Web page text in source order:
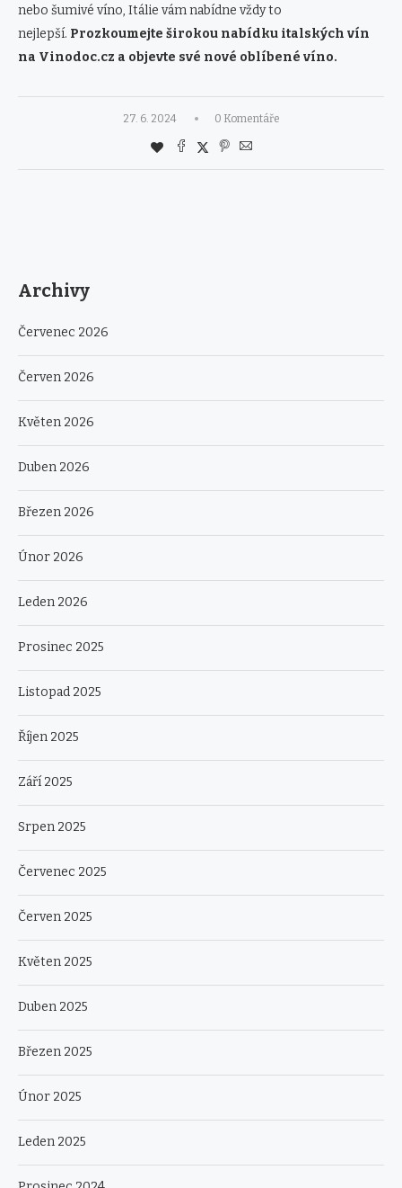
nebo šumivé víno, Itálie vám nabídne vždy to
nejlepší. Prozkoumejte širokou nabídku italských vín
na Vinodoc.cz a objevte své nové oblíbené víno.
27. 6. 2024 0 Komentáře
Archivy
Červenec 2026
Červen 2026
Květen 2026
Duben 2026
Březen 2026
Únor 2026
Leden 2026
Prosinec 2025
Listopad 2025
Říjen 2025
Září 2025
Srpen 2025
Červenec 2025
Červen 2025
Květen 2025
Duben 2025
Březen 2025
Únor 2025
Leden 2025